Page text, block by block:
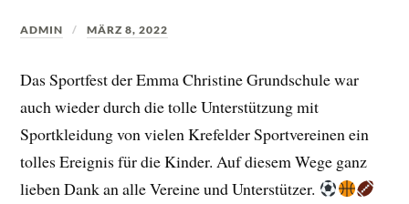
ADMIN MÄRZ 8, 2022
Das Sportfest der Emma Christine Grundschule war
auch wieder durch die tolle Unterstützung mit
Sportkleidung von vielen Krefelder Sportvereinen ein
tolles Ereignis für die Kinder. Auf diesem Wege ganz
lieben Dank an alle Vereine und Unterstützer.